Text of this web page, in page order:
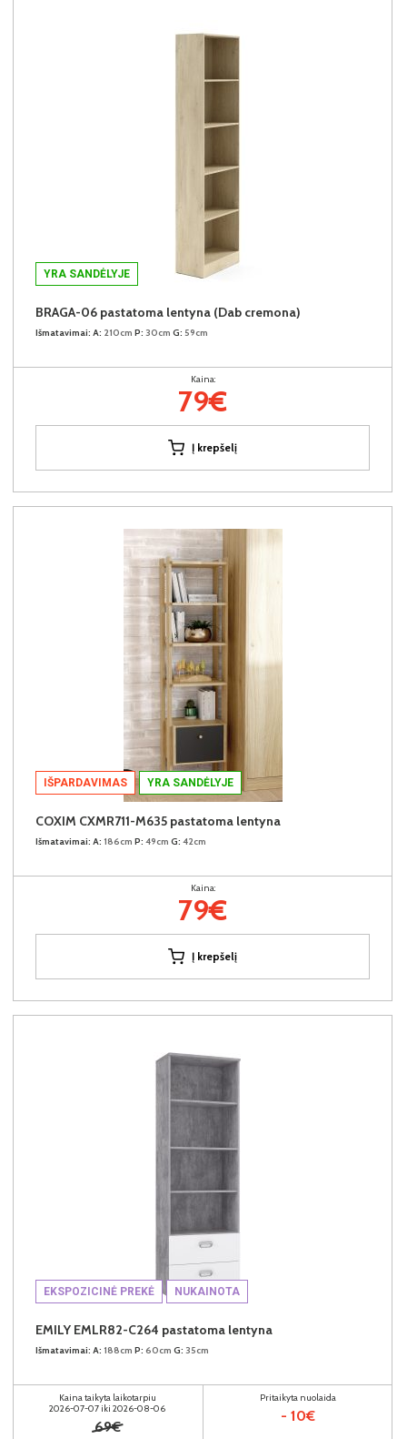
YRA SANDĖLYJE
BRAGA-06 pastatoma lentyna (Dab cremona)
Išmatavimai: A: 210cm P: 30cm G: 59cm
Kaina:
79€
Į krepšelį
IŠPARDAVIMAS YRA SANDĖLYJE
COXIM CXMR711-M635 pastatoma lentyna
Išmatavimai: A: 186cm P: 49cm G: 42cm
Kaina:
79€
Į krepšelį
EKSPOZICINĖ PREKĖ NUKAINOTA
EMILY EMLR82-C264 pastatoma lentyna
Išmatavimai: A: 188cm P: 60cm G: 35cm
Kaina taikyta laikotarpiu
2026-07-07 iki 2026-08-06
69€
Pritaikyta nuolaida
- 10€